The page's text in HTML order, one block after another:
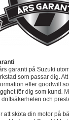
garanti på Suzuki
som passar dig.
eller goodwill
för dig som kund.
driftsäkerheten och
att sköta din motor på